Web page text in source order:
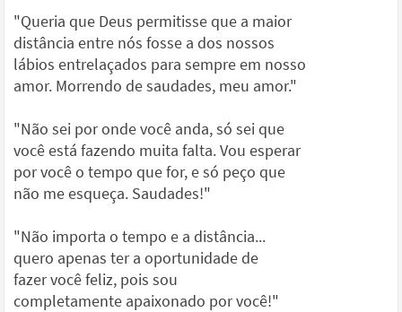
"Queria que Deus permitisse que a maior
distância entre nós fosse a dos nossos
lábios entrelaçados para sempre em nosso
amor. Morrendo de saudades, meu amor."
"Não sei por onde você anda, só sei que
você está fazendo muita falta. Vou esperar
por você o tempo que for, e só peço que
não me esqueça. Saudades!"
"Não importa o tempo e a distância...
quero apenas ter a oportunidade de
fazer você feliz, pois sou
completamente apaixonado por você!"